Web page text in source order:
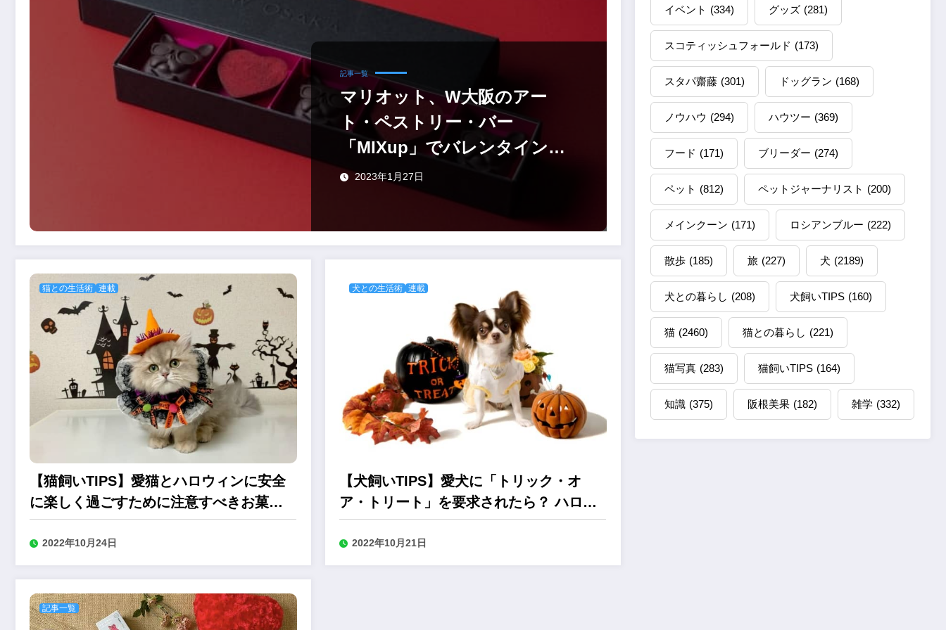
記事一覧
マリオット、W大阪のアー
ト・ペストリー・バー
「MIXup」でバレンタイン限
定のフレブルチョコ
2023年1月27日
猫との生活術 連載
【猫飼いTIPS】愛猫とハロウィンに安全
に楽しく過ごすために注意すべきお菓子
とグッズ
2022年10月24日
犬との生活術 連載
【犬飼いTIPS】愛犬に「トリック・オ
ア・トリート」を要求されたら？ ハロウ
ィンに注意すべきお菓子
2022年10月21日
記事一覧
イベント (334) グッズ (281)
スコティッシュフォールド (173)
スタパ齋藤 (301) ドッグラン (168)
ノウハウ (294) ハウツー (369)
フード (171) ブリーダー (274)
ペット (812) ペットジャーナリスト (200)
メインクーン (171) ロシアンブルー (222)
散歩 (185) 旅 (227) 犬 (2189)
犬との暮らし (208) 犬飼いTIPS (160)
猫 (2460) 猫との暮らし (221)
猫写真 (283) 猫飼いTIPS (164)
知識 (375) 阪根美果 (182) 雑学 (332)